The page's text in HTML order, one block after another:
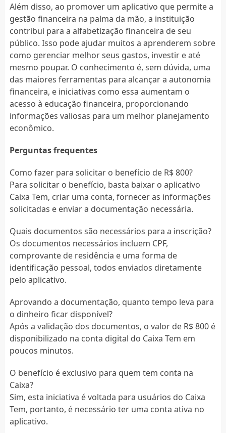
Além disso, ao promover um aplicativo que permite a
gestão financeira na palma da mão, a instituição
contribui para a alfabetização financeira de seu
público. Isso pode ajudar muitos a aprenderem sobre
como gerenciar melhor seus gastos, investir e até
mesmo poupar. O conhecimento é, sem dúvida, uma
das maiores ferramentas para alcançar a autonomia
financeira, e iniciativas como essa aumentam o
acesso à educação financeira, proporcionando
informações valiosas para um melhor planejamento
econômico.
Perguntas frequentes
Como fazer para solicitar o benefício de R$ 800?
Para solicitar o benefício, basta baixar o aplicativo
Caixa Tem, criar uma conta, fornecer as informações
solicitadas e enviar a documentação necessária.
Quais documentos são necessários para a inscrição?
Os documentos necessários incluem CPF,
comprovante de residência e uma forma de
identificação pessoal, todos enviados diretamente
pelo aplicativo.
Aprovando a documentação, quanto tempo leva para
o dinheiro ficar disponível?
Após a validação dos documentos, o valor de R$ 800 é
disponibilizado na conta digital do Caixa Tem em
poucos minutos.
O benefício é exclusivo para quem tem conta na
Caixa?
Sim, esta iniciativa é voltada para usuários do Caixa
Tem, portanto, é necessário ter uma conta ativa no
aplicativo.